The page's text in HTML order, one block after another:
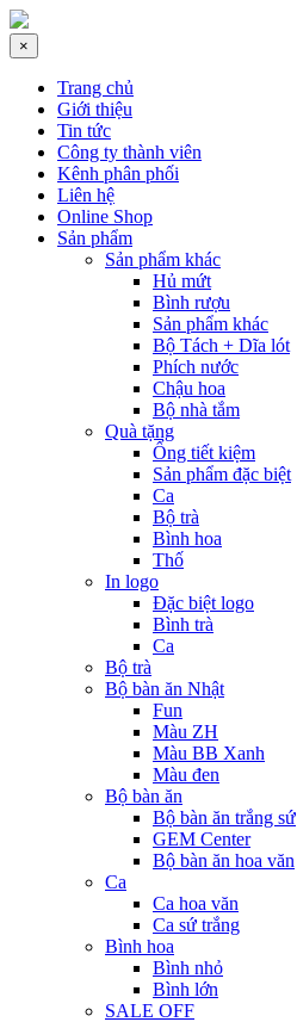
×
Trang chủ
Giới thiệu
Tin tức
Công ty thành viên
Kênh phân phối
Liên hệ
Online Shop
Sản phẩm
Sản phẩm khác
Hủ mứt
Bình rượu
Sản phẩm khác
Bộ Tách + Dĩa lót
Phích nước
Chậu hoa
Bộ nhà tắm
Quà tặng
Ống tiết kiệm
Sản phẩm đặc biệt
Ca
Bộ trà
Bình hoa
Thố
In logo
Đặc biệt logo
Bình trà
Ca
Bộ trà
Bộ bàn ăn Nhật
Fun
Màu ZH
Màu BB Xanh
Màu đen
Bộ bàn ăn
Bộ bàn ăn trắng sứ
GEM Center
Bộ bàn ăn hoa văn
Ca
Ca hoa văn
Ca sứ trắng
Bình hoa
Bình nhỏ
Bình lớn
SALE OFF